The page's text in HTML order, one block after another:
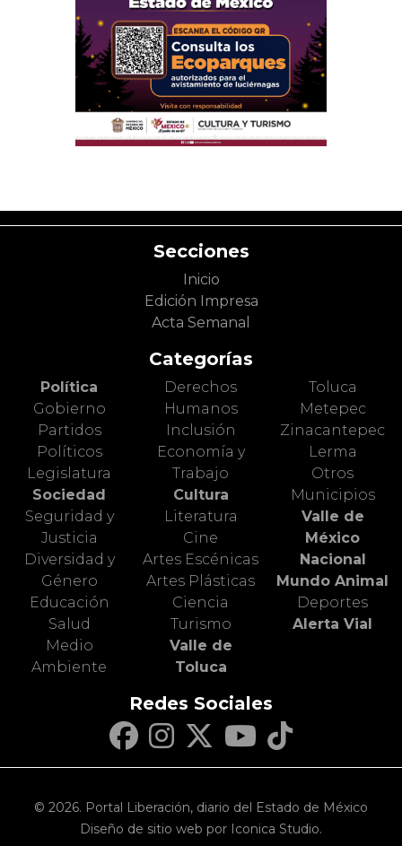
Secciones
Inicio
Edición Impresa
Acta Semanal
Categorías
Política
Gobierno
Partidos
Políticos
Legislatura
Sociedad
Seguridad y
Justicia
Diversidad y
Género
Educación
Salud
Medio
Ambiente
Derechos
Humanos
Inclusión
Economía y
Trabajo
Cultura
Literatura
Cine
Artes Escénicas
Artes Plásticas
Ciencia
Turismo
Valle de
Toluca
Toluca
Metepec
Zinacantepec
Lerma
Otros
Municipios
Valle de
México
Nacional
Mundo Animal
Deportes
Alerta Vial
Redes Sociales
© 2026. Portal Liberación, diario del Estado de México
Diseño de sitio web por Iconica Studio.